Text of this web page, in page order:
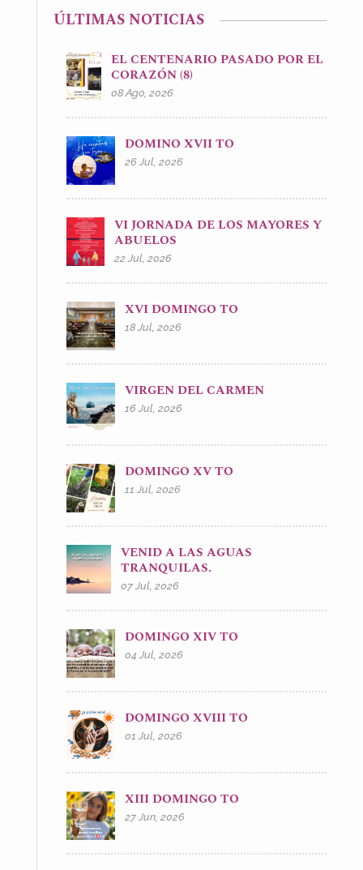
ÚLTIMAS NOTICIAS
EL CENTENARIO PASADO POR EL
CORAZÓN (8)
08 Ago, 2026
DOMINO XVII TO
26 Jul, 2026
VI JORNADA DE LOS MAYORES Y
ABUELOS
22 Jul, 2026
XVI DOMINGO TO
18 Jul, 2026
VIRGEN DEL CARMEN
16 Jul, 2026
DOMINGO XV TO
11 Jul, 2026
VENID A LAS AGUAS
TRANQUILAS.
07 Jul, 2026
DOMINGO XIV TO
04 Jul, 2026
DOMINGO XVIII TO
01 Jul, 2026
XIII DOMINGO TO
27 Jun, 2026